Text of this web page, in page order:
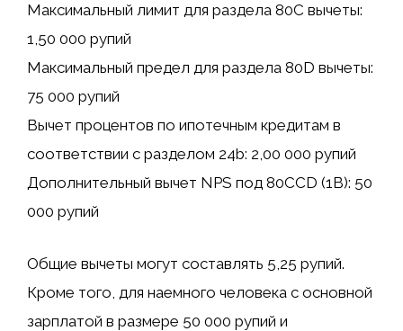
Максимальный лимит для раздела 80C вычеты:
1,50 000 рупий
Максимальный предел для раздела 80D вычеты:
75 000 рупий
Вычет процентов по ипотечным кредитам в
соответствии с разделом 24b: 2,00 000 рупий
Дополнительный вычет NPS под 80CCD (1B): 50
000 рупий
Общие вычеты могут составлять 5,25 рупий.
Кроме того, для наемного человека с основной
зарплатой в размере 50 000 рупий и